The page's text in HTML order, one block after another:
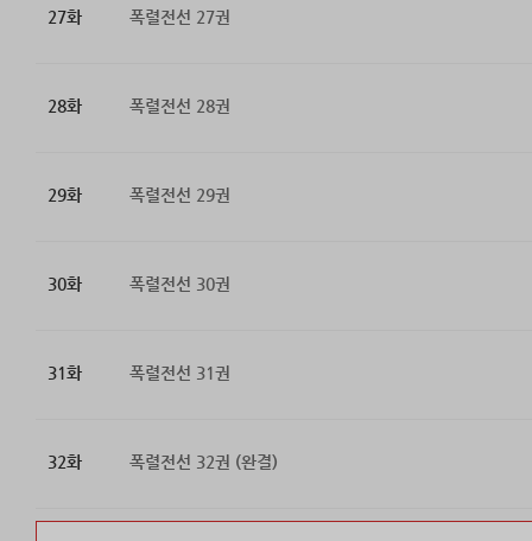
27화 폭렬전선 27권
28화 폭렬전선 28권
29화 폭렬전선 29권
30화 폭렬전선 30권
31화 폭렬전선 31권
32화 폭렬전선 32권 (완결)